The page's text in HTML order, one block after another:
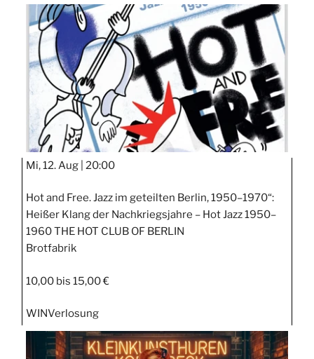
Mi, 12. Aug | 20:00
Hot and Free. Jazz im geteilten Berlin, 1950–1970“:
Heißer Klang der Nachkriegsjahre – Hot Jazz 1950–
1960 THE HOT CLUB OF BERLIN
Brotfabrik
10,00 bis 15,00 €
WINVerlosung